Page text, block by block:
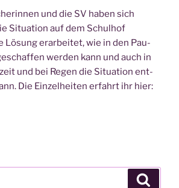
und die SV haben sich
Situa­ti­on auf dem Schul­hof
Lösung erar­bei­tet, wie in den Pau­
wer­den kann und auch in
und bei Regen die Situa­ti­on ent­
Die Ein­zel­hei­ten erfahrt ihr hier: